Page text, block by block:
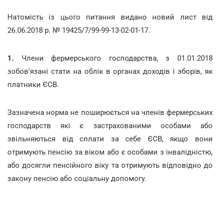
Натомість із цього питання видано новий лист від
26.06.2018 р. № 19425/7/99-99-13-02-01-17.
1. Члени фермерського господарства, з 01.01.2018
зобов'язані стати на облік в органах доходів і зборів, як
платники ЄСВ.
Зазначена норма не поширюється на членів фермерських
господарств які є застрахованими особами або
звільняються від сплати за себе ЄСВ, якщо вони
отримують пенсію за віком або є особами з інвалідністю,
або досягли пенсійного віку та отримують відповідно до
закону пенсію або соціальну допомогу.